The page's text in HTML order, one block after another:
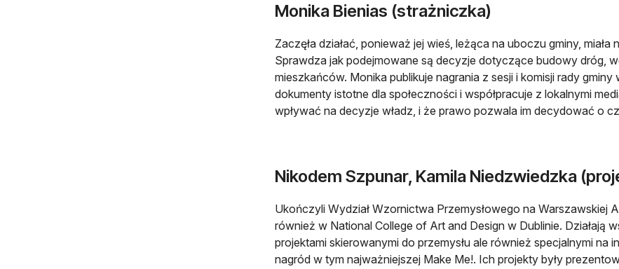
Monika Bienias (strażniczka)
Zaczęła działać, ponieważ jej wieś, leżąca na uboczu gminy, miała
Sprawdza jak podejmowane są decyzje dotyczące budowy dróg,
mieszkańców. Monika publikuje nagrania z sesji i komisji rady
dokumenty istotne dla społeczności i współpracuje z lokalnymi
wpływać na decyzje władz, i że prawo pozwala im decydować o
Nikodem Szpunar, Kamila Niedzwiedzka
Ukończyli Wydział Wzornictwa Przemysłowego na Warszawskiej
również w National College of Art and Design w Dublinie. Działają
projektami skierowanymi do przemysłu ale również specjalnymi na
nagród w tym najważniejszej Make Me!. Ich projekty były